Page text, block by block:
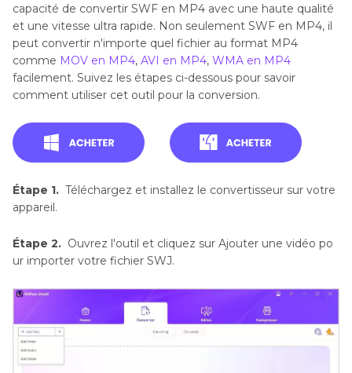
capacité de convertir SWF en MP4 avec une haute qualité
et une vitesse ultra rapide. Non seulement SWF en MP4, il
peut convertir n'importe quel fichier au format MP4
comme MOV en MP4, AVI en MP4, WMA en MP4
facilement. Suivez les étapes ci-dessous pour savoir
comment utiliser cet outil pour la conversion.
Étape 1. Téléchargez et installez le convertisseur sur votre
appareil.
Étape 2. Ouvrez l'outil et cliquez sur Ajouter une vidéo po
ur importer votre fichier SWJ.